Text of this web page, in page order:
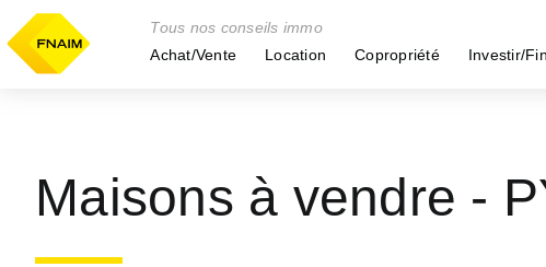
Tous nos conseils immo
Achat/Vente
Location Copropriété Investir/
Maisons à vendre -